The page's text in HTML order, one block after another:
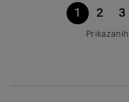
1 2 3
Prikazanih